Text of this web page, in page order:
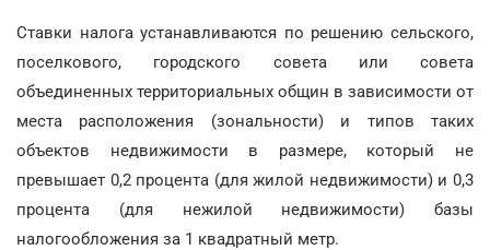
Ставки налога устанавливаются по решению сельского,
поселкового, городского совета или совета
объединенных территориальных общин в зависимости от
места расположения (зональности) и типов таких
объектов недвижимости в размере, который не
превышает 0,2 процента (для жилой недвижимости) и 0,3
процента (для нежилой недвижимости) базы
налогообложения за 1 квадратный метр.